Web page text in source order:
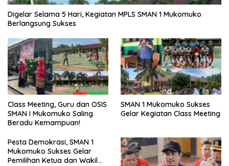
Digelar Selama 5 Hari, Kegiatan MPLS SMAN 1 Mukomuko
Berlangsung Sukses
Class Meeting, Guru dan OSIS
SMAN I Mukomuko Saling
Beradu Kemampuan!
SMAN 1 Mukomuko Sukses
Gelar Kegiatan Class Meeting
Pesta Demokrasi, SMAN 1
Mukomuko Sukses Gelar
Pemilihan Ketua dan Wakil